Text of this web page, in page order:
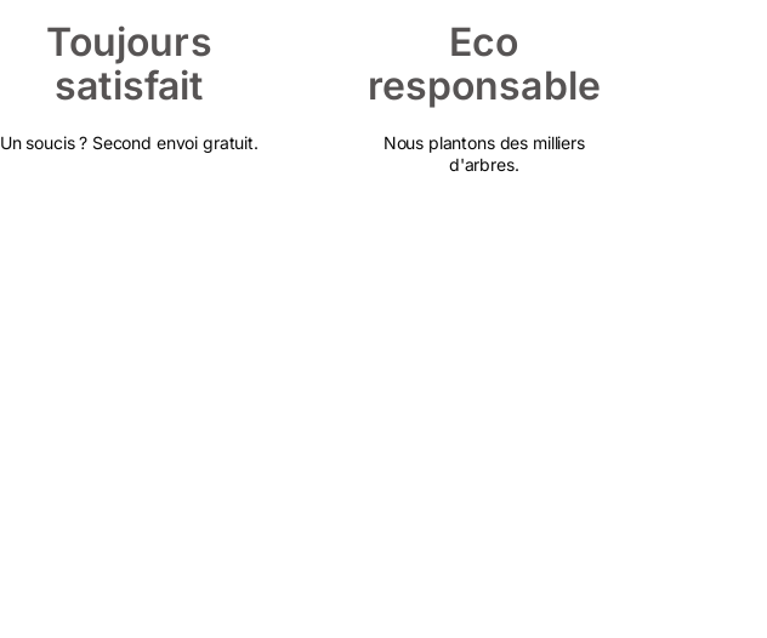
Toujours
satisfait
Un soucis ? Second envoi gratuit.
Eco
responsable
Nous plantons des milliers
d'arbres.